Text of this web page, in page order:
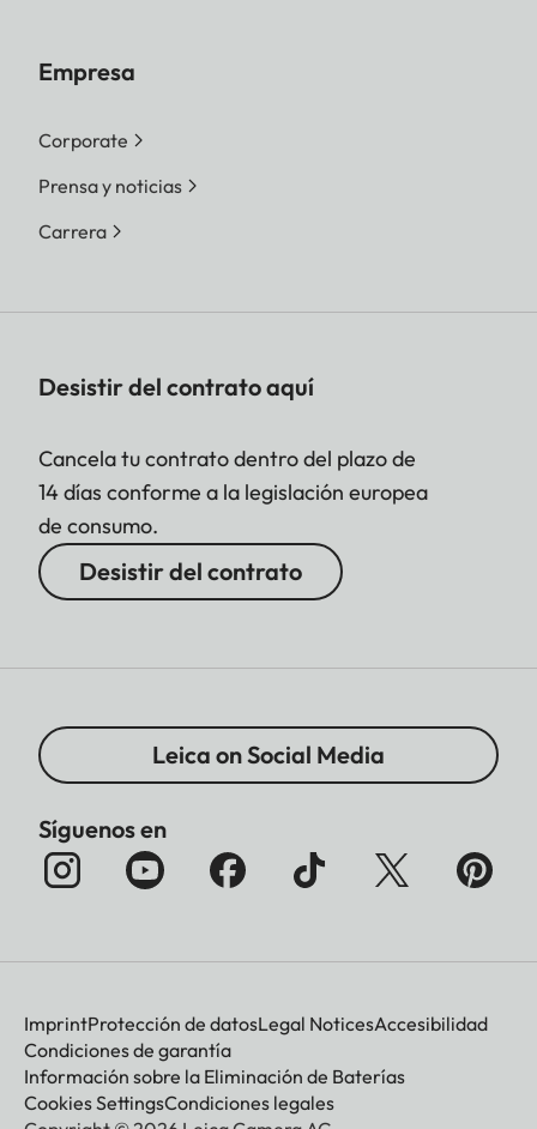
Empresa
Corporate
Prensa y noticias
Carrera
Desistir del contrato aquí
Cancela tu contrato dentro del plazo de
14 días conforme a la legislación europea
de consumo.
Desistir del contrato
Leica on Social Media
Síguenos en
ImprintProtección de datosLegal NoticesAccesibilidad
Condiciones de garantía
Información sobre la Eliminación de Baterías
Cookies SettingsCondiciones legales